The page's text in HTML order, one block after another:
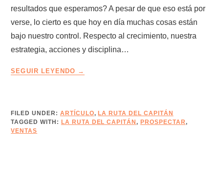
resultados que esperamos? A pesar de que eso está por
verse, lo cierto es que hoy en día muchas cosas están
bajo nuestro control. Respecto al crecimiento, nuestra
estrategia, acciones y disciplina…
SEGUIR LEYENDO
–
EDICIÓN
FILED UNDER: ARTÍCULO, LA RUTA DEL CAPITÁN
TAGGED WITH: LA RUTA DEL CAPITÁN, PROSPECTAR,
VENTAS